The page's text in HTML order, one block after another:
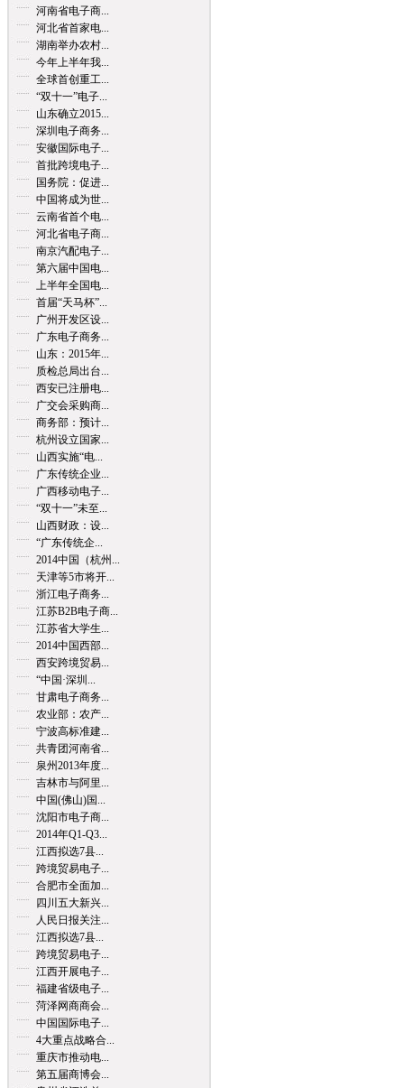
河南省电子商...
河北省首家电...
湖南举办农村...
今年上半年我...
全球首创重工...
“双十一”电子...
山东确立2015...
深圳电子商务...
安徽国际电子...
首批跨境电子...
国务院：促进...
中国将成为世...
云南省首个电...
河北省电子商...
南京汽配电子...
第六届中国电...
上半年全国电...
首届“天马杯”...
广州开发区设...
广东电子商务...
山东：2015年...
质检总局出台...
西安已注册电...
广交会采购商...
商务部：预计...
杭州设立国家...
山西实施“电...
广东传统企业...
广西移动电子...
“双十一”未至...
山西财政：设...
“广东传统企...
2014中国（杭州...
天津等5市将开...
浙江电子商务...
江苏B2B电子商...
江苏省大学生...
2014中国西部...
西安跨境贸易...
“中国·深圳...
甘肃电子商务...
农业部：农产...
宁波高标准建...
共青团河南省...
泉州2013年度...
吉林市与阿里...
中国(佛山)国...
沈阳市电子商...
2014年Q1-Q3...
江西拟选7县...
跨境贸易电子...
合肥市全面加...
四川五大新兴...
人民日报关注...
江西拟选7县...
跨境贸易电子...
江西开展电子...
福建省级电子...
菏泽网商商会...
中国国际电子...
4大重点战略合...
重庆市推动电...
第五届商博会...